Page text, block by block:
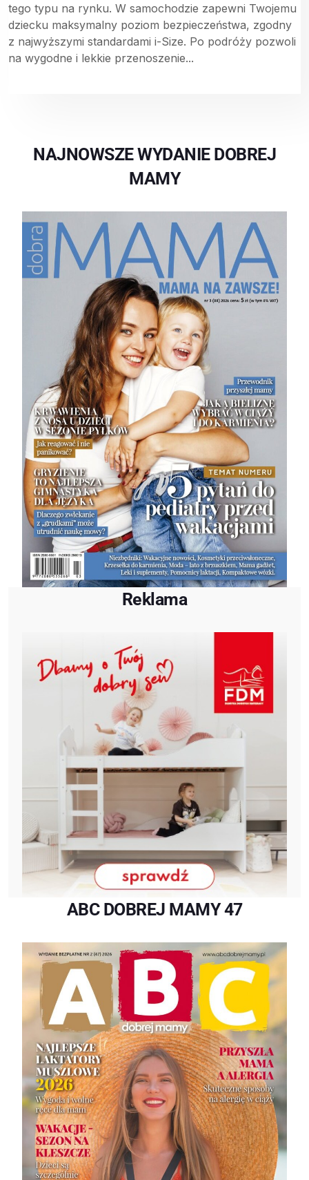
tego typu na rynku. W samochodzie zapewni Twojemu
dziecku maksymalny poziom bezpieczeństwa, zgodny
z najwyższymi standardami i-Size. Po podróży pozwoli
na wygodne i lekkie przenoszenie...
NAJNOWSZE WYDANIE DOBREJ
MAMY
Reklama
ABC DOBREJ MAMY 47